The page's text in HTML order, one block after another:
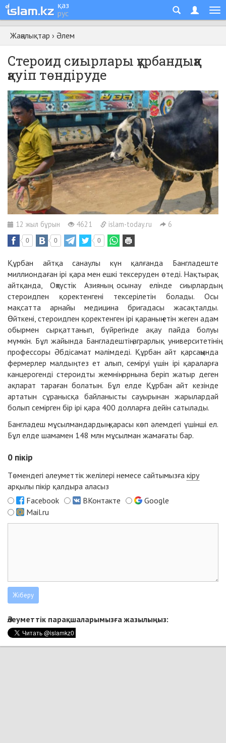
қаз
рус
Жаңалықтар › Әлем
Стероид сиырлары құрбандыққа
қауіп төндіруде
12 жыл бұрын 4621 islam-today.ru 6
0 0 0
Құрбан айтқа санаулы күн қалғанда Бангладеште
миллиондаған ірі қара мен ешкі тексеруден өтеді. Нақтырақ
айтқанда, Оңтүстік Азияның осынау елінде сиырлардың
стероидпен қоректенгені тексерілетін болады. Осы
мақсатта арнайы медицина бригадасы жасақталды.
Өйткені, стероидпен қоректенген ірі қараның етін жеген адам
обырмен сырқаттанып, бүйрегінде ақау пайда болуы
мүмкін. Бұл жайында Бангладештің аграрлық университетінің
профессоры Әбдісамат мәлімдеді. Құрбан айт қарсаңында
фермерлер малдың тез ет алып, семіруі үшін ірі қараларға
канцерогенді стероидты жемнің орнына беріп жатыр деген
ақпарат тараған болатын. Бұл елде Құрбан айт кезінде
артатын сұранысқа байланысты сауырынан жарылардай
болып семірген бір ірі қара 400 долларға дейін сатылады.
Бангладеш мұсылмандардың қарасы көп әлемдегі үшінші ел.
Бұл елде шамамен 148 млн мұсылман жамағаты бар.
0 пікір
Төмендегі әлеуметтік желілері немесе сайтымызға кіру
арқылы пікір қалдыра аласыз
Facebook
ВКонтакте
Google
Mail.ru
Әлеуметтік парақшаларымызға жазылыңыз: